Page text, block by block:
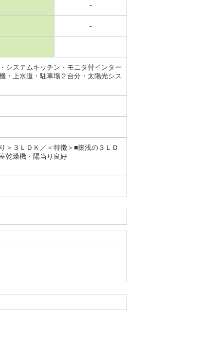
-
-
システムキッチン・モニタ付インター
・上水道・駐車場２台分・太陽光シス
３ＬＤＫ／＜特徴＞■築浅の３ＬＤ
乾燥機・陽当り良好